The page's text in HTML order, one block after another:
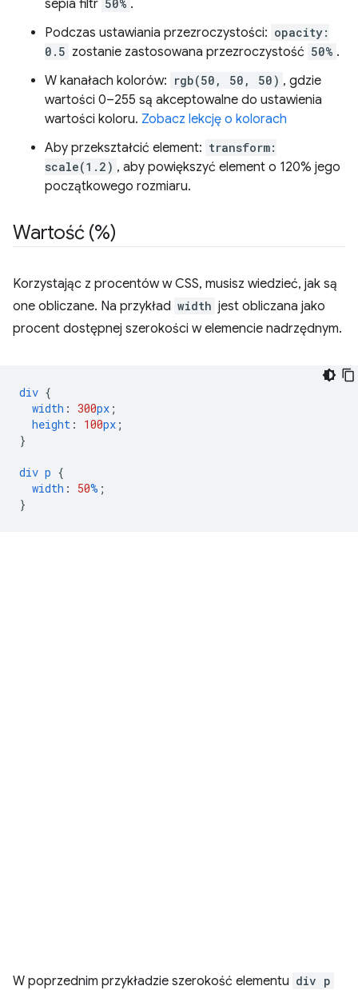
sepia filtr 50% .
Podczas ustawiania przezroczystości: opacity:
0.5 zostanie zastosowana przezroczystość 50% .
W kanałach kolorów: rgb(50, 50, 50) , gdzie
wartości 0–255 są akceptowalne do ustawienia
wartości koloru. Zobacz lekcję o kolorach
Aby przekształcić element: transform:
scale(1.2) , aby powiększyć element o 120% jego
początkowego rozmiaru.
Wartość (%)
Korzystając z procentów w CSS, musisz wiedzieć, jak są
one obliczane. Na przykład width jest obliczana jako
procent dostępnej szerokości w elemencie nadrzędnym.
div {
width : 300px ;
height : 100px ;
}
div p {
width : 50% ;
}
W poprzednim przykładzie szerokość elementu div p